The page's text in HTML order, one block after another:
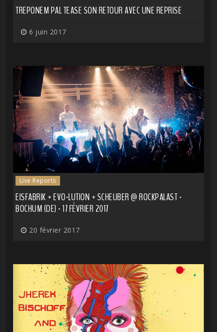
TREPONEM PAL TEASE SON RETOUR AVEC UNE REPRISE
6 juin 2017
Live Reports
EISFABRIK + EVO-LUTION + SCHEUBER @ ROCKPALAST -
BOCHUM (DE) - 17 FÉVRIER 2017
20 février 2017